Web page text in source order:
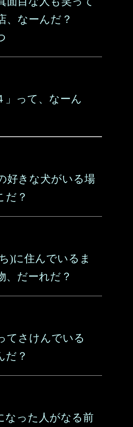
、なーんだ？
」って、なーん
好きな犬がいる場
だ？
)に住んでいるま
、だーれだ？
てさけんでいる
だ？
なった人がなる前